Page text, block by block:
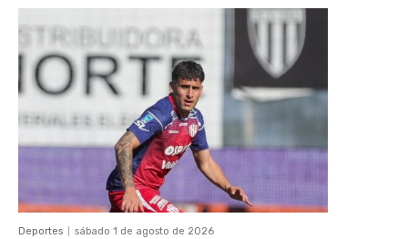
Deportes sábado 1 de agosto de 2026